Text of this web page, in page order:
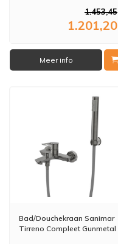
1.453,45
1.201,20
Meer info
Bad/Douchekraan Sanimar
Tirreno Compleet Gunmetal